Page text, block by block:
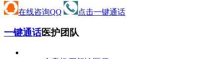
在线咨询QQ 点击一键通话
一键通话医护团队